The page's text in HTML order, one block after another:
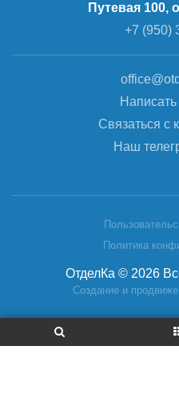
Путевая 100,
+7 (950)
Связаться с
Наш
Политика
ОтделКа © 2026
Создание и